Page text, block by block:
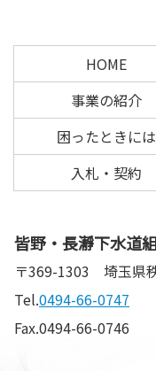
皆野・長瀞下水道
〒369-1303 埼玉県
Tel.0494-66-0747
Fax.0494-66-0746
HOME
事業の紹介
困ったときには
入札・契約